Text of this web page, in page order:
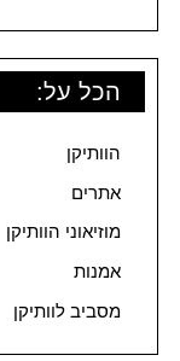
הכל על:
הוותיקן
אתרים
מוזיאוני הוותיקן
אמנות
מסביב לוותיקן